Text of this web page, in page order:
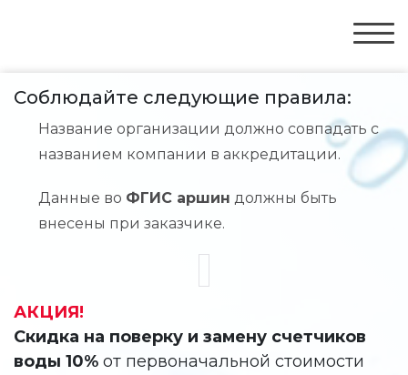
Соблюдайте следующие правила:
Название организации должно совпадать с
названием компании в аккредитации.
Данные во ФГИС аршин должны быть
внесены при заказчике.
АКЦИЯ!
Скидка на поверку и замену счетчиков
воды 10% от первоначальной стоимости